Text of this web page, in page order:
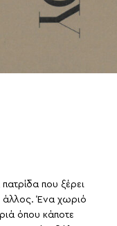
που ξέρει
άλλος. Ένα χωριό
όπου κάποτε